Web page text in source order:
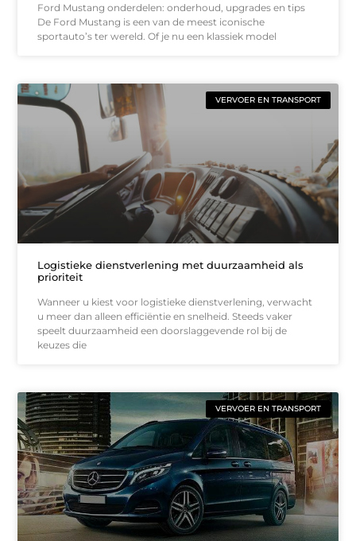
Ford Mustang onderdelen: onderhoud, upgrades en tips
De Ford Mustang is een van de meest iconische
sportauto’s ter wereld. Of je nu een klassiek model
VERVOER EN TRANSPORT
Logistieke dienstverlening met duurzaamheid als
prioriteit
Wanneer u kiest voor logistieke dienstverlening, verwacht
u meer dan alleen efficiëntie en snelheid. Steeds vaker
speelt duurzaamheid een doorslaggevende rol bij de
keuzes die
VERVOER EN TRANSPORT